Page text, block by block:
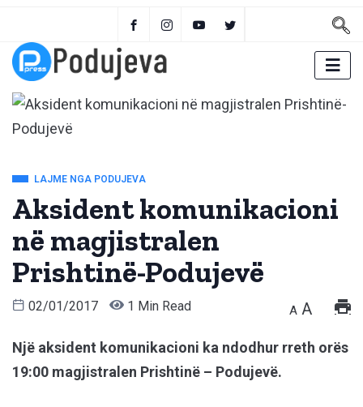
LAJME NGA PODUJEVA
Aksident komunikacioni
në magjistralen
Prishtinë-Podujevë
02/01/2017 1 Min Read A A
Një aksident komunikacioni ka ndodhur rreth orës
19:00 magjistralen Prishtinë – Podujevë.